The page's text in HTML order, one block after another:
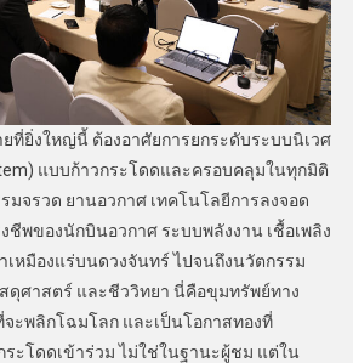
งใหญ่นี้ ต้องอาศัยการยกระดับระบบนิเวศ
แบบก้าวกระโดดและครอบคลุมในทุกมิติ
มจรวด ยานอวกาศ เทคโนโลยีการลงจอด
พของนักบินอวกาศ ระบบพลังงาน เชื้อเพลิง
เหมืองแร่บนดวงจันทร์ ไปจนถึงนวัตกรรม
ดุศาสตร์ และชีววิทยา นี่คือขุมทรัพย์ทาง
ะพลิกโฉมโลก และเป็นโอกาสทองที่
ระโดดเข้าร่วม ไม่ใช่ในฐานะผู้ชม แต่ใน